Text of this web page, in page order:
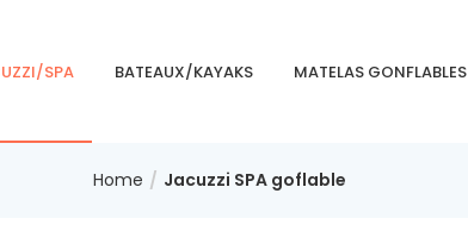
SPA BATEAUX/KAYAKS MATELAS GONFLABLES
Home Jacuzzi SPA goflable